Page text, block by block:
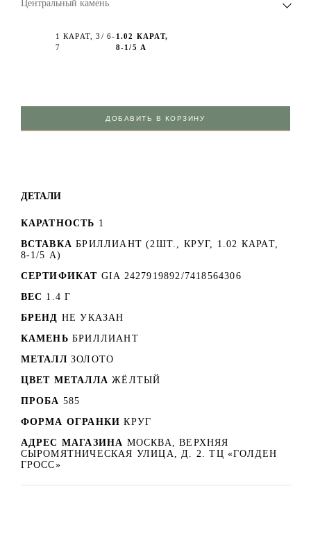
Центральный камень
1 КАРАТ, 3/ 6-
7
1.02 КАРАТ,
8-1/5 А
ДОБАВИТЬ В КОРЗИНУ
ДЕТАЛИ
КАРАТНОСТЬ 1
ВСТАВКА БРИЛЛИАНТ (2ШТ., КРУГ, 1.02 КАРАТ,
8-1/5 А)
СЕРТИФИКАТ GIA 2427919892/7418564306
ВЕС 1.4 Г
БРЕНД НЕ УКАЗАН
КАМЕНЬ БРИЛЛИАНТ
МЕТАЛЛ ЗОЛОТО
ЦВЕТ МЕТАЛЛА ЖЁЛТЫЙ
ПРОБА 585
ФОРМА ОГРАНКИ КРУГ
АДРЕС МАГАЗИНА МОСКВА, ВЕРХНЯЯ
СЫРОМЯТНИЧЕСКАЯ УЛИЦА, Д. 2. ТЦ «ГОЛДЕН
ГРОСС»